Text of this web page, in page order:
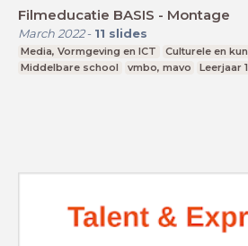
Filmeducatie BASIS - Montage
March 2022- 11 slides
Media, Vormgeving en ICT Culturele en
Middelbare school
vmbo, mavo Leerjaar